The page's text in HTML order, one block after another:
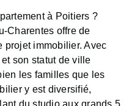
à Poitiers ?
Charentes offre de
projet immobilier. Avec
son statut de ville
les familles que les
y est diversifié,